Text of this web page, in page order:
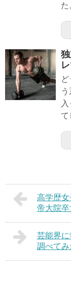
た
て
高学歴
帝大院
芸能界
調べてみ